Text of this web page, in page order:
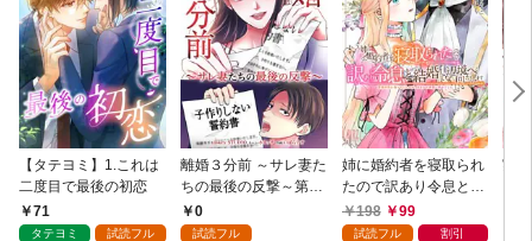
【タテヨミ】1.これは
二度目で最後の初恋
71
タテヨミ 試読フル
離婚３分前 ～サレ妻た
ちの最後の反撃～第1
話0
試読フル
姉に婚約者を寝取られ
たので訳あり令息と結
婚して辺境へと向かい
ます ～苦労の先に待っ
198 99
試読フル 割引
実